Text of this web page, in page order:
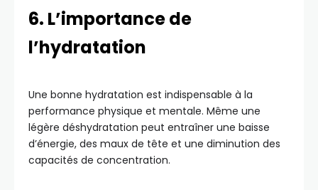
6. L’importance de
l’hydratation
Une bonne hydratation est indispensable à la
performance physique et mentale. Même une
légère déshydratation peut entraîner une baisse
d’énergie, des maux de tête et une diminution des
capacités de concentration.